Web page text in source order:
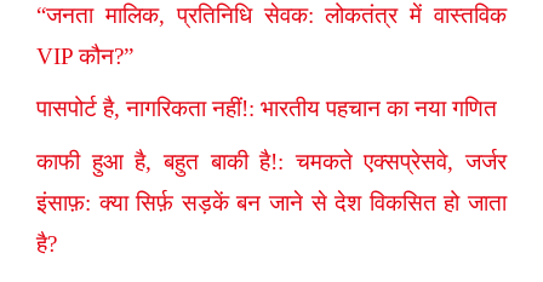
“जनता मालिक, प्रतिनिधि सेवक: लोकतंत्र में वास्तविक
VIP कौन?”
पासपोर्ट है, नागरिकता नहीं!: भारतीय पहचान का नया गणित
काफी हुआ है, बहुत बाकी है!: चमकते एक्सप्रेसवे, जर्जर
इंसाफ़: क्या सिर्फ़ सड़कें बन जाने से देश विकसित हो जाता
है?